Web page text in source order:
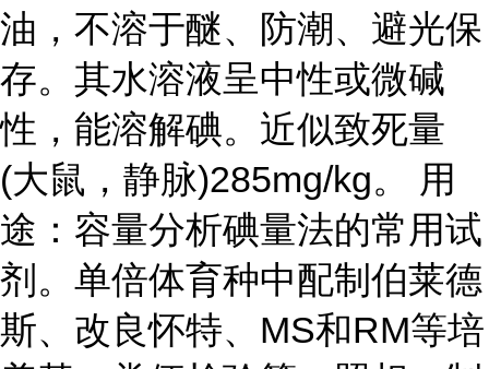
油，不溶于醚、防潮、避光保
存。其水溶液呈中性或微碱
性，能溶解碘。近似致死量
(大鼠，静脉)285mg/kg。 用
途：容量分析碘量法的常用试
剂。单倍体育种中配制伯莱德
斯、改良怀特、MS和RM等培